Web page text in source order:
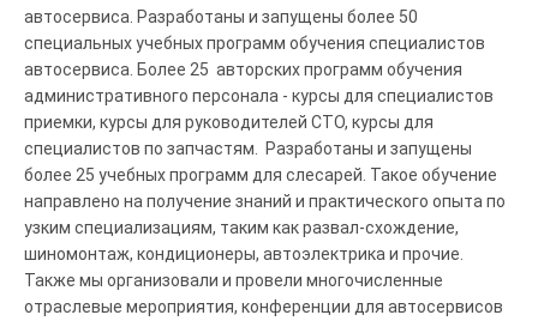
автосервиса. Разработаны и запущены более 50
специальных учебных программ обучения специалистов
автосервиса. Более 25 авторских программ обучения
административного персонала - курсы для специалистов
приемки, курсы для руководителей СТО, курсы для
специалистов по запчастям. Разработаны и запущены
более 25 учебных программ для слесарей. Такое обучение
направлено на получение знаний и практического опыта по
узким специализациям, таким как развал-схождение,
шиномонтаж, кондиционеры, автоэлектрика и прочие.
Также мы организовали и провели многочисленные
отраслевые мероприятия, конференции для автосервисов